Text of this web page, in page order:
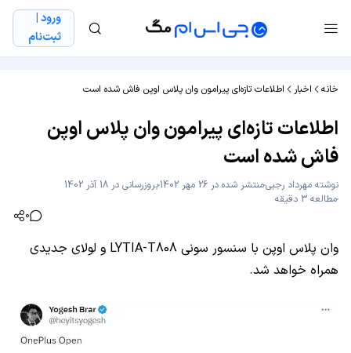
ورود |
ثبت‌نام
خانه اخبار اطلاعات تازه‌ای پیرامون وان پلاس اوپن فاش شده است
اطلاعات تازه‌ای پیرامون وان پلاس اوپن
فاش شده است
نوشته مهرداد رجبیمنتشر شده در 26 مهر 1402
بروزرسانی در 18 آذر 1402
مطالعه 3 دقیقه
0
وان پلاس اوپن با سنسور سونی LYTIA-T808 و لولای جدیدی
همراه خواهد شد.